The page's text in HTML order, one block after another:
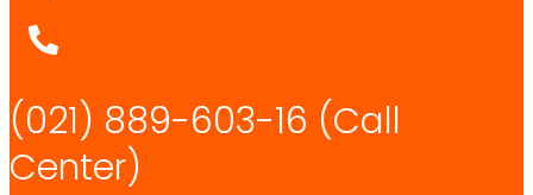
(021) 889-603-16 (Call
Center)